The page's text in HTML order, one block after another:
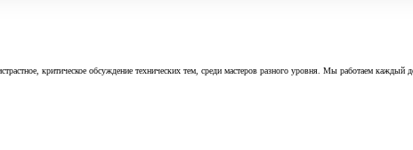
критическое обсуждение технических тем, среди мастеров разного уровня. Мы работаем